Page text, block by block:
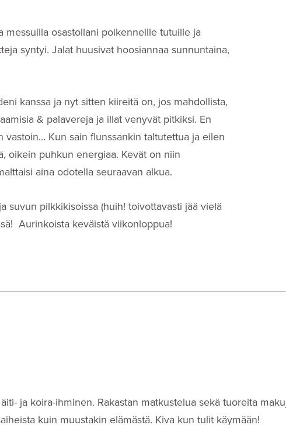
messuilla osastollani poikenneille tutuille ja
syntyi. Jalat huusivat hoosiannaa sunnuntaina,
kanssa ja nyt sitten kiireitä on, jos mahdollista,
& palavereja ja illat venyvät pitkiksi. En
Kun sain flunssankin taltutettua ja eilen
oikein puhkun energiaa. Kevät on niin
aina odotella seuraavan alkua.
suvun pilkkikisoissa (huih! toivottavasti jää vielä
Aurinkoista keväistä viikonloppua!
ja koira-ihminen. Rakastan matkustelua sekä tuoreita
kuin muustakin elämästä. Kiva kun tulit käymään!